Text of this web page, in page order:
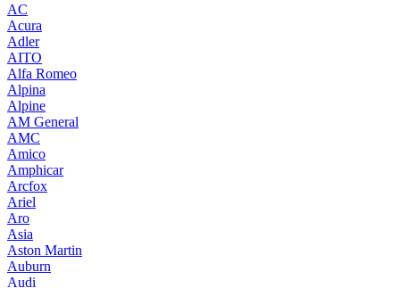
AC
Acura
Adler
AITO
Alfa Romeo
Alpina
Alpine
AM General
AMC
Amico
Amphicar
Arcfox
Ariel
Aro
Asia
Aston Martin
Auburn
Audi